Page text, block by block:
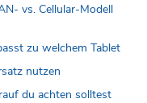
vs. Cellular-Modell
zu welchem Tablet
nutzen
du achten solltest